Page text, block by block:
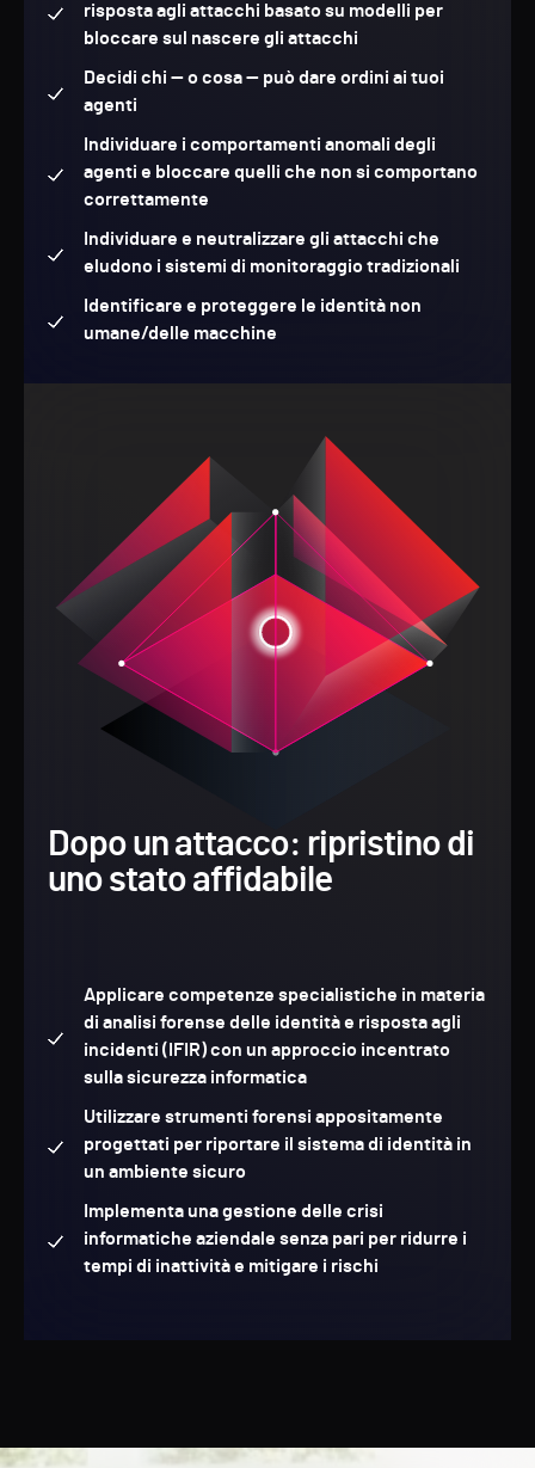
risposta agli attacchi basato su modelli per
bloccare sul nascere gli attacchi
Decidi chi — o cosa — può dare ordini ai tuoi
agenti
Individuare i comportamenti anomali degli
agenti e bloccare quelli che non si comportano
correttamente
Individuare e neutralizzare gli attacchi che
eludono i sistemi di monitoraggio tradizionali
Identificare e proteggere le identità non
umane/delle macchine
Dopo un attacco: ripristino di
uno stato affidabile
Applicare competenze specialistiche in materia
di analisi forense delle identità e risposta agli
incidenti (IFIR) con un approccio incentrato
sulla sicurezza informatica
Utilizzare strumenti forensi appositamente
progettati per riportare il sistema di identità in
un ambiente sicuro
Implementa una gestione delle crisi
informatiche aziendale senza pari per ridurre i
tempi di inattività e mitigare i rischi